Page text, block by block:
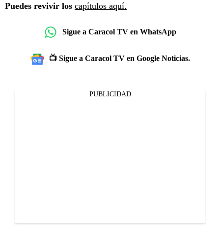
Puedes revivir los capítulos aquí.
Sigue a Caracol TV en WhatsApp
📺 Sigue a Caracol TV en Google Noticias.
PUBLICIDAD